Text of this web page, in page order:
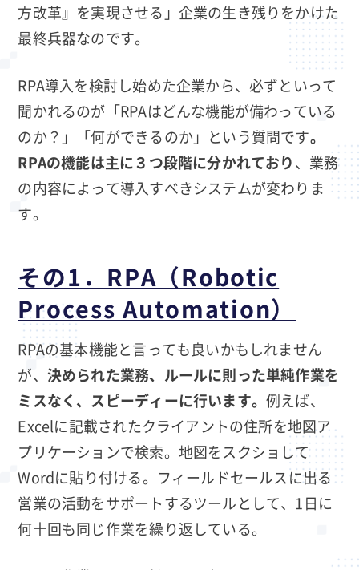
方改革』を実現させる」企業の生き残りをかけた
最終兵器なのです。
RPA導入を検討し始めた企業から、必ずといって
聞かれるのが「RPAはどんな機能が備わっている
のか？」「何ができるのか」という質問です。
RPAの機能は主に３つ段階に分かれており、業務
の内容によって導入すべきシステムが変わりま
す。
その1．RPA（Robotic
Process Automation）
RPAの基本機能と言っても良いかもしれません
が、 決められた業務、ルールに則った単純作業を
ミスなく、スピーディーに行います。例えば、
Excelに記載されたクライアントの住所を地図ア
プリケーションで検索。地図をスクショして
Wordに貼り付ける。フィールドセールスに出る
営業の活動をサポートするツールとして、1日に
何十回も同じ作業を繰り返している。